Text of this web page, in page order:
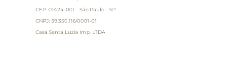
CEP: 01424-001 - São Paulo - SP
CNPJ: 59.350.116/0001-01
Casa Santa Luzia Imp. LTDA